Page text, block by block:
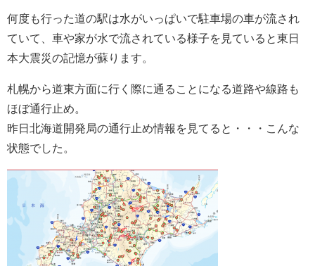
何度も行った道の駅は水がいっぱいで駐車場の車が流され
ていて、車や家が水で流されている様子を見ていると東日
本大震災の記憶が蘇ります。
札幌から道東方面に行く際に通ることになる道路や線路も
ほぼ通行止め。
昨日北海道開発局の通行止め情報を見てると・・・こんな
状態でした。